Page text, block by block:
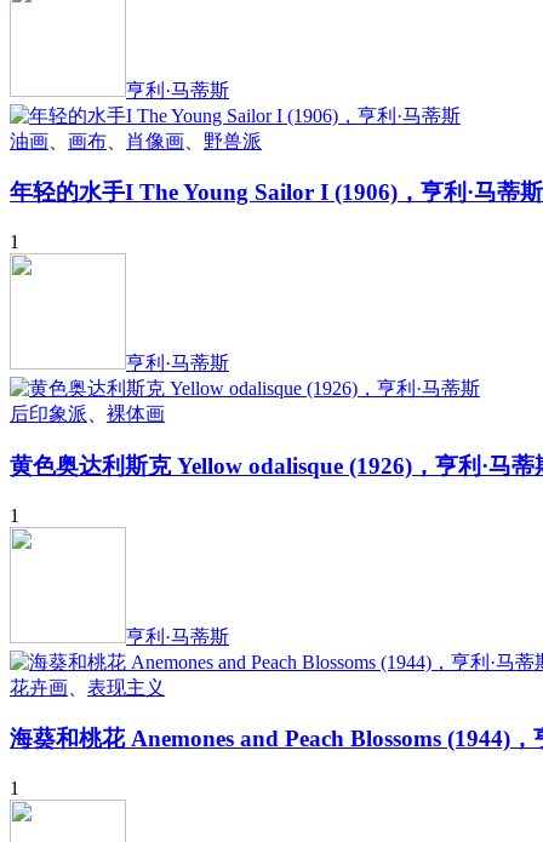
亨利·马蒂斯
油画 画布 肖像画 野兽派
年轻的水手I The Young Sailor I (1906)，亨利·马蒂斯
1
亨利·马蒂斯
后印象派 裸体画
黄色奥达利斯克 Yellow odalisque (1926)，亨利·马蒂
1
亨利·马蒂斯
花卉画 表现主义
海葵和桃花 Anemones and Peach Blossoms (1944)，
1